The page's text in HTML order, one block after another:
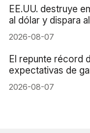
EE.UU. destruye
al dólar y dispara
2026-08-07
El repunte récord
expectativas de
alemanas
2026-08-07